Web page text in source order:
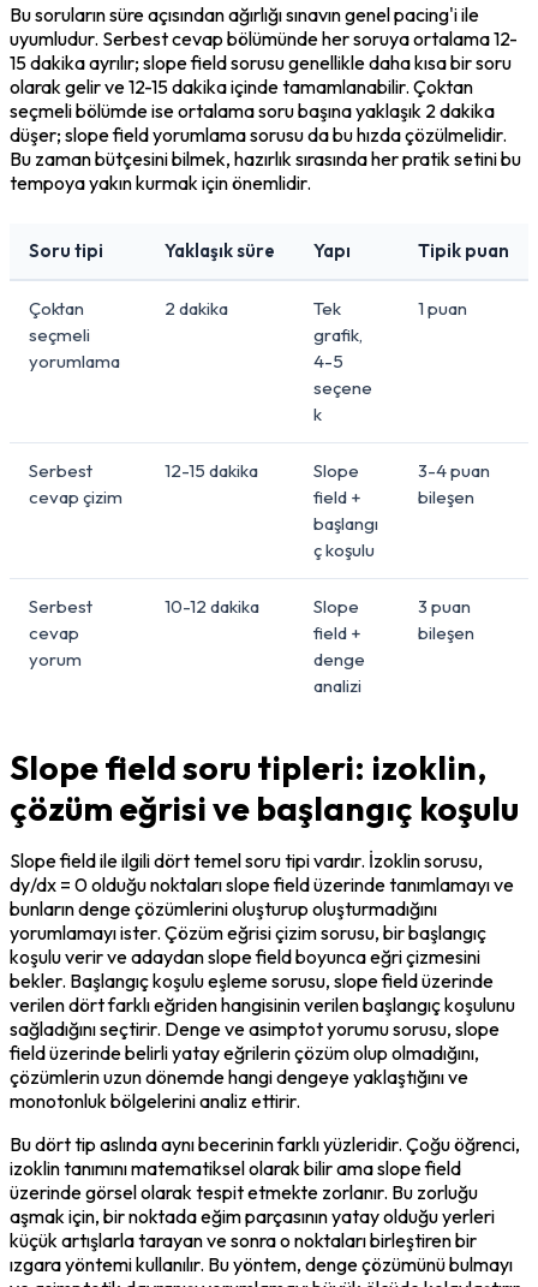
Bu soruların süre açısından ağırlığı sınavın genel pacing'i ile
uyumludur. Serbest cevap bölümünde her soruya ortalama 12-
15 dakika ayrılır; slope field sorusu genellikle daha kısa bir soru
olarak gelir ve 12-15 dakika içinde tamamlanabilir. Çoktan
seçmeli bölümde ise ortalama soru başına yaklaşık 2 dakika
düşer; slope field yorumlama sorusu da bu hızda çözülmelidir.
Bu zaman bütçesini bilmek, hazırlık sırasında her pratik setini bu
tempoya yakın kurmak için önemlidir.
Soru tipi Yaklaşık süre Yapı Tipik puan
Çoktan
seçmeli
yorumlama
2 dakika
Tek
grafik,
4-5
seçene
k
1 puan
Serbest
cevap çizim
12-15 dakika
Slope
field +
başlangı
ç koşulu
3-4 puan
bileşen
Serbest
cevap
yorum
10-12 dakika
Slope
field +
denge
analizi
3 puan
bileşen
Slope field soru tipleri: izoklin,
çözüm eğrisi ve başlangıç koşulu
Slope field ile ilgili dört temel soru tipi vardır. İzoklin sorusu,
dy/dx = 0 olduğu noktaları slope field üzerinde tanımlamayı ve
bunların denge çözümlerini oluşturup oluşturmadığını
yorumlamayı ister. Çözüm eğrisi çizim sorusu, bir başlangıç
koşulu verir ve adaydan slope field boyunca eğri çizmesini
bekler. Başlangıç koşulu eşleme sorusu, slope field üzerinde
verilen dört farklı eğriden hangisinin verilen başlangıç koşulunu
sağladığını seçtirir. Denge ve asimptot yorumu sorusu, slope
field üzerinde belirli yatay eğrilerin çözüm olup olmadığını,
çözümlerin uzun dönemde hangi dengeye yaklaştığını ve
monotonluk bölgelerini analiz ettirir.
Bu dört tip aslında aynı becerinin farklı yüzleridir. Çoğu öğrenci,
izoklin tanımını matematiksel olarak bilir ama slope field
üzerinde görsel olarak tespit etmekte zorlanır. Bu zorluğu
aşmak için, bir noktada eğim parçasının yatay olduğu yerleri
küçük artışlarla tarayan ve sonra o noktaları birleştiren bir
ızgara yöntemi kullanılır. Bu yöntem, denge çözümünü bulmayı